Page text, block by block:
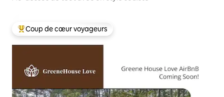
Coups de cœur voyageurs les plus appréciés
Coup de cœur voyageurs